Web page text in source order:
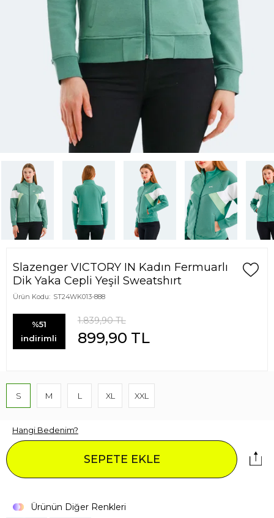
Slazenger VICTORY IN Kadın Fermuarlı
Dik Yaka Cepli Yeşil Sweatshırt
Ürün Kodu: ST24WK013-888
%51
indirimli
1.839,90TL
899,90 TL
S M L XL XXL
Hangi Bedenim?
SEPETE EKLE
Ürünün Diğer Renkleri